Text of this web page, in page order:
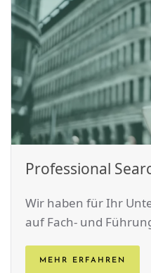
Professional
Wir haben für Ihr
auf Fach- und
MEHR ERFAHREN